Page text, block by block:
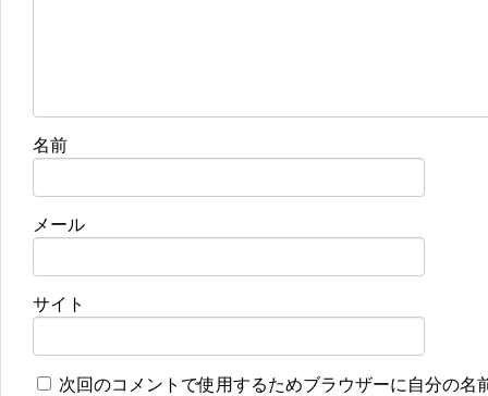
名前
メール
サイト
次回のコメントで使用するためブラウザーに自分の名